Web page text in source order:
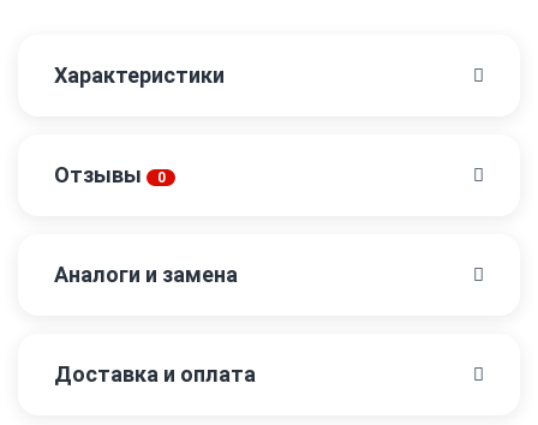
Характеристики
Отзывы 0
Аналоги и замена
Доставка и оплата